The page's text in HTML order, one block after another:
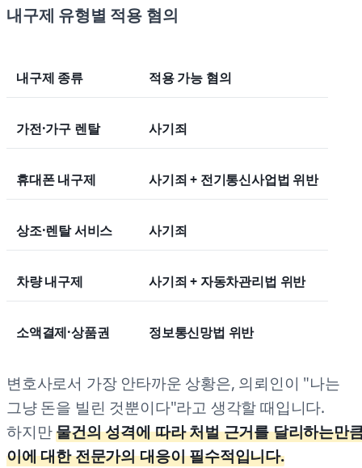
내구제 유형별 적용 혐의
내구제 종류 적용 가능 혐의
가전·가구 렌탈 사기죄
휴대폰 내구제 사기죄 + 전기통신사업법 위반
상조·렌탈 서비스 사기죄
차량 내구제 사기죄 + 자동차관리법 위반
소액결제·상품권 정보통신망법 위반
변호사로서 가장 안타까운 상황은, 의뢰인이 "나는
그냥 돈을 빌린 것뿐이다"라고 생각할 때입니다.
하지만물건의 성격에 따라 처벌 근거를 달리하는만
이에 대한 전문가의 대응이 필수적입니다.